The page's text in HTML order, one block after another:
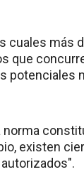
cuales más
que
potenciales
existen